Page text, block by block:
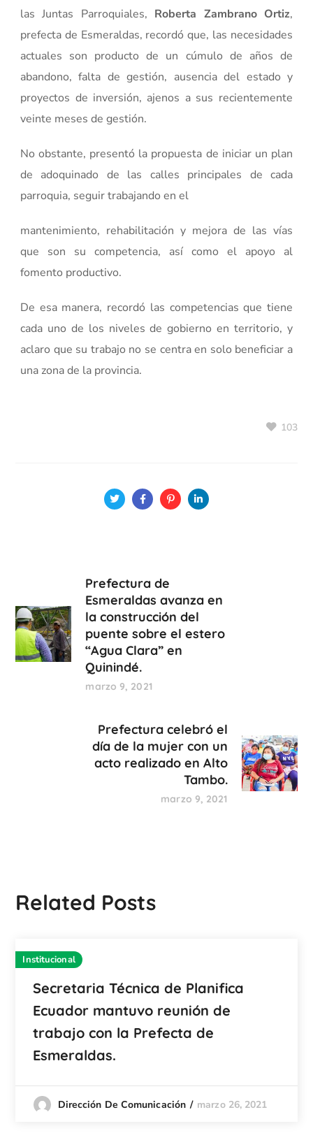
las Juntas Parroquiales, Roberta Zambrano Ortiz,
prefecta de Esmeraldas, recordó que, las necesidades
actuales son producto de un cúmulo de años de
abandono, falta de gestión, ausencia del estado y
proyectos de inversión, ajenos a sus recientemente
veinte meses de gestión.
No obstante, presentó la propuesta de iniciar un plan
de adoquinado de las calles principales de cada
parroquia, seguir trabajando en el
mantenimiento, rehabilitación y mejora de las vías
que son su competencia, así como el apoyo al
fomento productivo.
De esa manera, recordó las competencias que tiene
cada uno de los niveles de gobierno en territorio, y
aclaro que su trabajo no se centra en solo beneficiar a
una zona de la provincia.
103
Prefectura de
Esmeraldas avanza en
la construcción del
puente sobre el estero
“Agua Clara” en
Quinindé.
marzo 9, 2021
Prefectura celebró el
día de la mujer con un
acto realizado en Alto
Tambo.
marzo 9, 2021
Related Posts
Institucional
Secretaria Técnica de Planifica
Ecuador mantuvo reunión de
trabajo con la Prefecta de
Esmeraldas.
Dirección De Comunicación marzo 26, 2021